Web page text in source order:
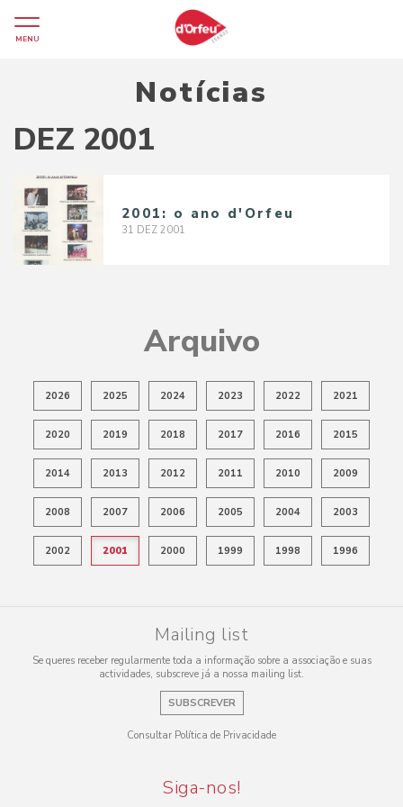
MENU
Notícias
DEZ 2001
2001: o ano d'Orfeu
31 DEZ 2001
Arquivo
2026 2025 2024 2023 2022 2021
2020 2019 2018 2017 2016 2015
2014 2013 2012 2011 2010 2009
2008 2007 2006 2005 2004 2003
2002 2001 2000 1999 1998 1996
Mailing list
Se queres receber regularmente toda a informação sobre a associação e suas
actividades, subscreve já a nossa mailing list.
SUBSCREVER
Consultar Política de Privacidade
Siga-nos!